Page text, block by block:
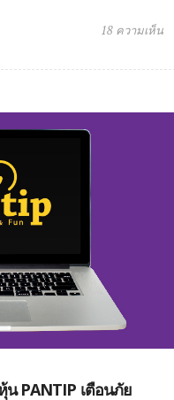
18 ความเห็น
น PANTIP เตือนภัย